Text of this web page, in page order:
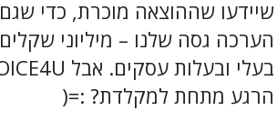
שיידעו שההוצאה מוכרת, כדי
הערכה גסה שלנו – מיליוני
הרגע מתחת למקלדת? :=(